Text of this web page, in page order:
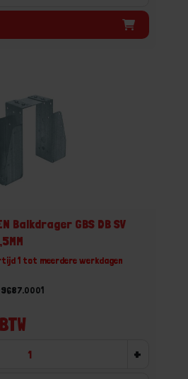
Balkdrager GBS DB SV
1 tot meerdere werkdagen
+